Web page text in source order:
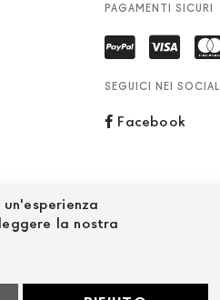
PAGAMENTI SICURI
SEGUICI NEI SOCIAL
Facebook
la nostra